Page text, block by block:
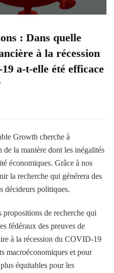
: Dans quelle
à la récession
a-t-elle été efficace
Growth cherche à
la manière dont les inégalités
économiques. Grâce à nos
la recherche qui générera des
décideurs politiques.
de recherche qui
fédéraux des preuves de
à la récession du COVID-19
macroéconomiques et pour
équitables pour les